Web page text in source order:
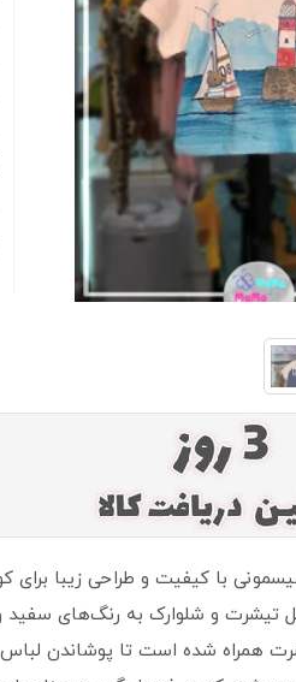
و شلوارک به رنگ‌های سفید
همراه شده است تا پوشاندن